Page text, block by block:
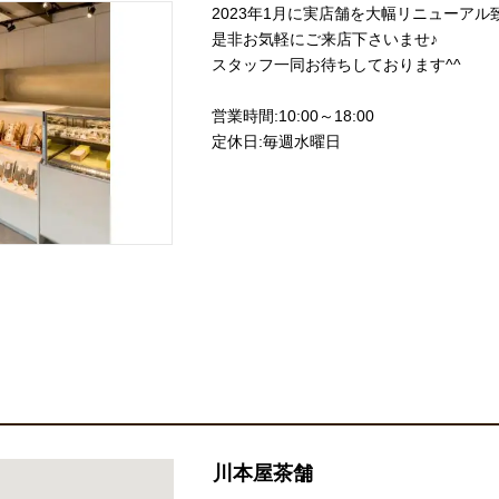
2023年1月に実店舗を大幅リニューアル
是非お気軽にご来店下さいませ♪
スタッフ一同お待ちしております^^
営業時間:10:00～18:00
定休日:毎週水曜日
川本屋茶舗